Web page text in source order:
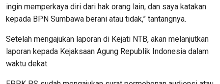
ingin memperkaya diri dari hak orang lain, dan saya katakan
kepada BPN Sumbawa berani atau tidak,” tantangnya.
Setelah mengajukan laporan di Kejati NTB, akan melanjutkan
laporan kepada Kejaksaan Agung Republik Indonesia dalam
waktu dekat.